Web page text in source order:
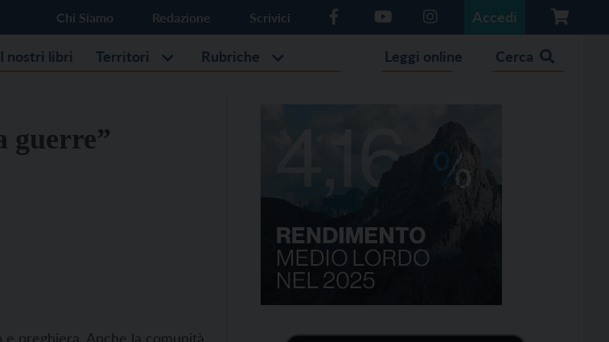
Chi Siamo Redazione Scrivici Accedi
I nostri libri Territori Rubriche Leggi online Cerca
guerre”
e preghiera. Anche la comunità